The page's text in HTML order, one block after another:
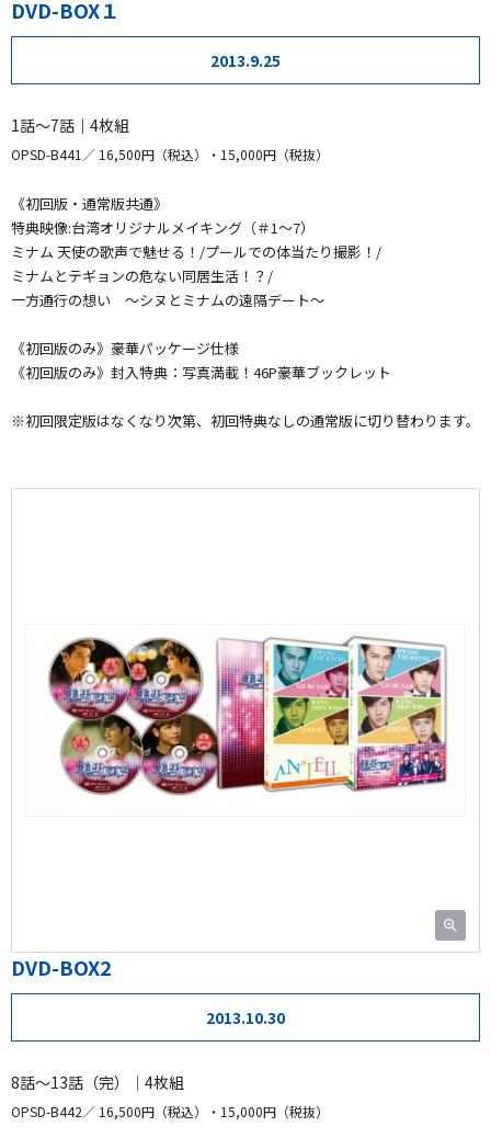
DVD-BOX１
2013.9.25
1話～7話｜4枚組
OPSD-B441 16,500円（税込）・15,000円（税抜）
《初回版・通常版共通》
特典映像:台湾オリジナルメイキング（＃1～7）
ミナム 天使の歌声で魅せる！/プールでの体当たり撮影！/
ミナムとテギョンの危ない同居生活！？/
一方通行の想い 〜シヌとミナムの遠隔デート〜
《初回版のみ》豪華パッケージ仕様
《初回版のみ》封入特典：写真満載！46P豪華ブックレット
※初回限定版はなくなり次第、初回特典なしの通常版に切り替わります。
DVD-BOX2
2013.10.30
8話～13話（完）｜4枚組
OPSD-B442 16,500円（税込）・15,000円（税抜）